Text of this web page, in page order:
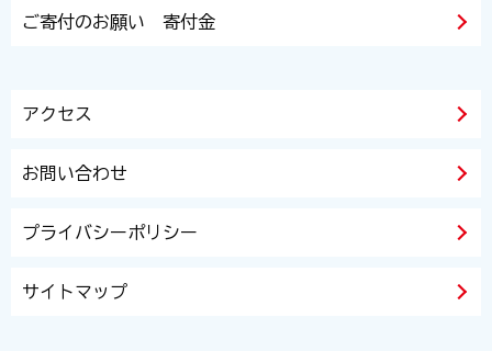
ご寄付のお願い 寄付金
アクセス
お問い合わせ
プライバシーポリシー
サイトマップ